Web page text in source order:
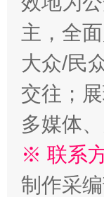
主，全
大众/民
交往；
多媒体
※ 联系
制作采编